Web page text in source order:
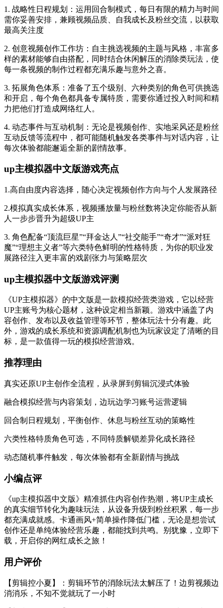
1. 战略性日程规划：运用回合制模式，每日有限的精力与时间
需你妥善安排，兼顾视频品质、自我成长及粉丝交流，以获取
最高关注度
2. 创意视频创作工作坊：自主挑选视频的主题与风格，丰富多
样的素材能够自由搭配，同时结合休闲解压的消除类玩法，使
每一条视频的制作过程都充满乐趣与意外之喜。
3. 拓展角色体系：准备了五个级别、六种类别的角色可供挑选
和开启，每个角色都具备专属特质，需要你通过投入时间和精
力把他们打造成网络红人。
4. 动态事件与互动机制：无论是视频创作、实地采风还是粉丝
互动反馈等流程中，都可能随机触发各类事件与对话内容，让
每次体验都能邂逅全新的剧情故事。
up主模拟器中文版游戏亮点
1.高自由度内容选择，随心决定视频创作方向与个人发展路径
2.模拟真实成长体系，视频播放量与粉丝数将决定你能否从新
人一步步晋升为超级UP主
3. 角色配备“顶流巨星”“拜金达人”“社交能手”“奇才”“派对狂
魔”“理想主义者”等六类特色鲜明的性格特质，为你的职业发
展路径注入更丰富的戏剧张力与策略层次
up主模拟器中文版游戏评测
《UP主模拟器》的中文版是一款模拟经营类游戏，它以经营
UP主账号为核心题材，这种设定相当新颖。游戏中涵盖了内
容创作、发布以及收益管理等环节，整体玩法十分有趣。此
外，游戏的成长系统和资源调配机制也为玩家设定了清晰的目
标，是一款值得一玩的模拟经营游戏。
推荐理由
真实还原UP主创作全流程，从录屏到剪辑沉浸式体验
融合模拟经营与内容策划，边玩边学习账号运营逻辑
回合制日程规划，平衡创作、休息与粉丝互动的策略性
六类性格特质角色可选，不同特质解锁差异化成长路径
动态随机事件触发，每次体验都有全新剧情与挑战
小编点评
《up主模拟器中文版》精准抓住内容创作热潮，将UP主成长
的真实细节转化为趣味玩法，从设备升级到粉丝积累，每一步
都充满成就感。卡通画风+简单操作降低门槛，无论是想尝试
创作还是单纯体验经营乐趣，都能找到共鸣。别犹豫，立即下
载，开启你的网红成长之旅！
用户评价
【剪辑控小夏】：剪辑环节的消除玩法太解压了！边剪视频边
消消乐，不知不觉就玩了一小时